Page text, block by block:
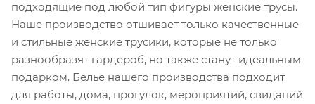
подходящие под любой тип фигуры женские трусы.
Наше производство отшивает только качественные
и стильные женские трусики, которые не только
разнообразят гардероб, но также станут идеальным
подарком. Белье нашего производства подходит
для работы, дома, прогулок, мероприятий, свиданий